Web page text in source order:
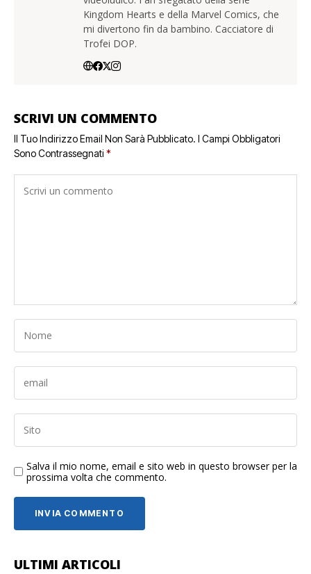
Kingdom Hearts e della Marvel Comics, che
mi divertono fin da bambino. Cacciatore di
Trofei DOP.
SCRIVI UN COMMENTO
Il Tuo Indirizzo Email Non Sarà Pubblicato. I Campi Obbligatori
Sono Contrassegnati *
Salva il mio nome, email e sito web in questo browser per la
prossima volta che commento.
ULTIMI ARTICOLI